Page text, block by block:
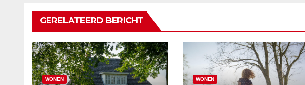
GERELATEERD BERICHT
WONEN WONEN